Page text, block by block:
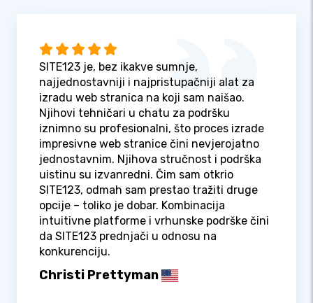
SITE123 je, bez ikakve sumnje,
najjednostavniji i najpristupačniji alat za
izradu web stranica na koji sam naišao.
Njihovi tehničari u chatu za podršku
iznimno su profesionalni, što proces izrade
impresivne web stranice čini nevjerojatno
jednostavnim. Njihova stručnost i podrška
uistinu su izvanredni. Čim sam otkrio
SITE123, odmah sam prestao tražiti druge
opcije – toliko je dobar. Kombinacija
intuitivne platforme i vrhunske podrške čini
da SITE123 prednjači u odnosu na
konkurenciju.
Christi Prettyman